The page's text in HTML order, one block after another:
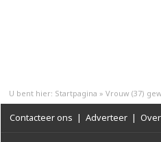
U bent hier: Startpagina » Vrouw (37)
Contacteer ons | Adverteer |